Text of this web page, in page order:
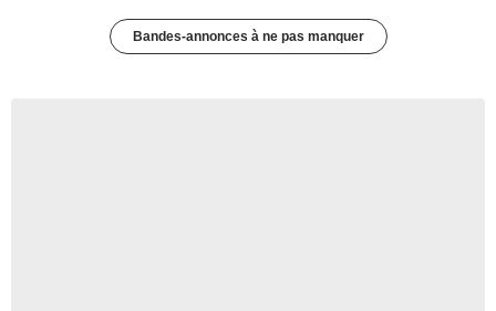
Bandes-annonces à ne pas manquer